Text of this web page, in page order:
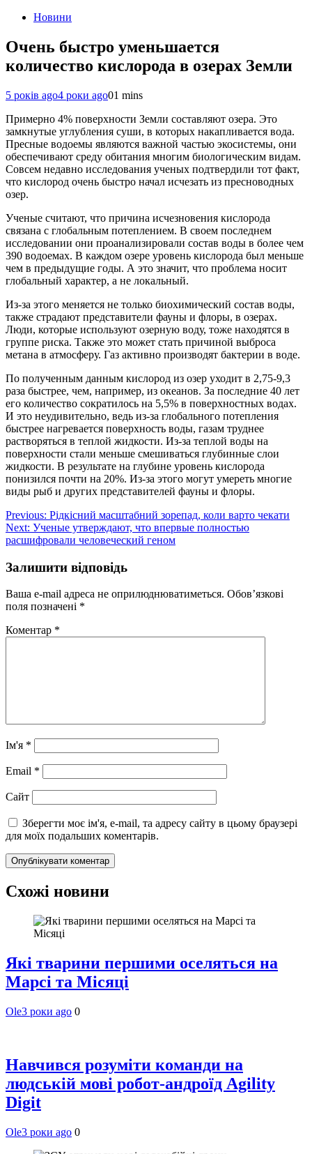
Новини
Очень быстро уменьшается
количество кислорода в озерах Земли
5 років ago4 роки ago01 mins
Примерно 4% поверхности Земли составляют озера. Это
замкнутые углубления суши, в которых накапливается вода.
Пресные водоемы являются важной частью экосистемы, они
обеспечивают среду обитания многим биологическим видам.
Совсем недавно исследования ученых подтвердили тот факт,
что кислород очень быстро начал исчезать из пресноводных
озер.
Ученые считают, что причина исчезновения кислорода
связана с глобальным потеплением. В своем последнем
исследовании они проанализировали состав воды в более чем
390 водоемах. В каждом озере уровень кислорода был меньше
чем в предыдущие годы. А это значит, что проблема носит
глобальный характер, а не локальный.
Из-за этого меняется не только биохимический состав воды,
также страдают представители фауны и флоры, в озерах.
Люди, которые используют озерную воду, тоже находятся в
группе риска. Также это может стать причиной выброса
метана в атмосферу. Газ активно производят бактерии в воде.
По полученным данным кислород из озер уходит в 2,75-9,3
раза быстрее, чем, например, из океанов. За последние 40 лет
его количество сократилось на 5,5% в поверхностных водах.
И это неудивительно, ведь из-за глобального потепления
быстрее нагревается поверхность воды, газам труднее
растворяться в теплой жидкости. Из-за теплой воды на
поверхности стали меньше смешиваться глубинные слои
жидкости. В результате на глубине уровень кислорода
понизился почти на 20%. Из-за этого могут умереть многие
виды рыб и других представителей фауны и флоры.
Навігація
записів
Previous: Рідкісний масштабний зорепад, коли варто чекати
Next: Ученые утверждают, что впервые полностью
расшифровали человеческий геном
Залишити відповідь
Ваша e-mail адреса не оприлюднюватиметься. Обов’язкові
поля позначені *
Коментар *
Ім'я *
Email *
Сайт
Зберегти моє ім'я, e-mail, та адресу сайту в цьому браузері
для моїх подальших коментарів.
Схожі новини
Які тварини першими оселяться на
Марсі та Місяці
Ole3 роки ago 0
Навчився розуміти команди на
людській мові робот-андроїд Agility
Digit
Ole3 роки ago 0